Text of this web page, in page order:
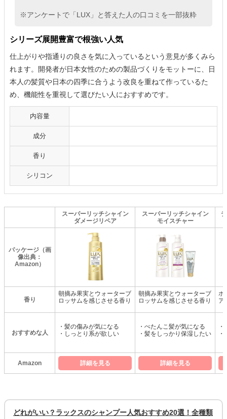
※アンケートで「LUX」と答えた人の口コミを一部抜粋
シリーズ展開豊富で根強い人気
仕上がりや指通りの良さを気に入っているという意見が多くみら
れます。開発者が日本女性のための製品づくりをモットーに、日
本人の髪質や日本の四季に合うよう改良を重ねて作っているた
め、機能性を重視して選びたい人におすすめです。
内容量
成分
香り
シリコン
スーパーリッチシャイン
ダメージリペア
スーパーリッチシャイン
モイスチャー
パッケージ（画
像出典：
Amazon）
香り
朝摘み果実とウォーターブ
ロッサムを感じさせる香り
朝摘み果実とウォーターブ
ロッサムを感じさせる香り
ホ
ア
おすすめな人
・髪の傷みが気になる
・しっとり系が欲しい
・ぺたんこ髪が気になる
・髪をしっかり保湿したい
Amazon 詳細を見る 詳細を見る
どれがいい？ラックスのシャンプー人気おすすめ20選！全種類